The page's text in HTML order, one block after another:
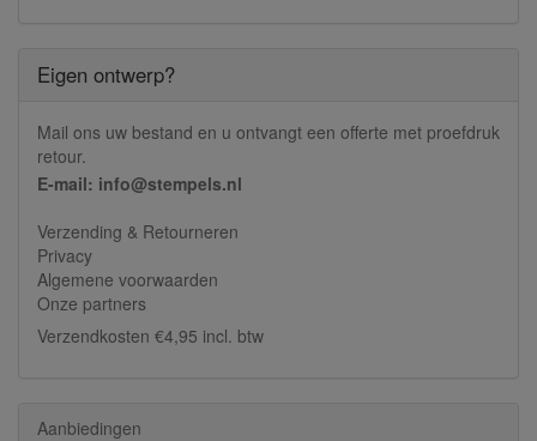
Eigen ontwerp?
Mail ons uw bestand en u ontvangt een offerte met proefdruk
retour.
E-mail: info@stempels.nl
Verzending & Retourneren
Privacy
Algemene voorwaarden
Onze partners
Verzendkosten €4,95 incl. btw
Aanbiedingen